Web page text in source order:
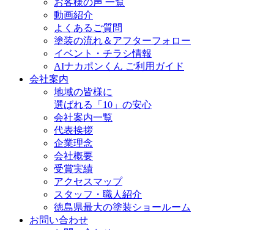
動画紹介
よくあるご質問
塗装の流れ＆アフターフォロー
イベント・チラシ情報
AIナカポンくん ご利用ガイド
会社案内
地域の皆様に
選ばれる「10」の安心
会社案内一覧
代表挨拶
企業理念
会社概要
受賞実績
アクセスマップ
スタッフ・職人紹介
徳島県最大の塗装ショールーム
お問い合わせ